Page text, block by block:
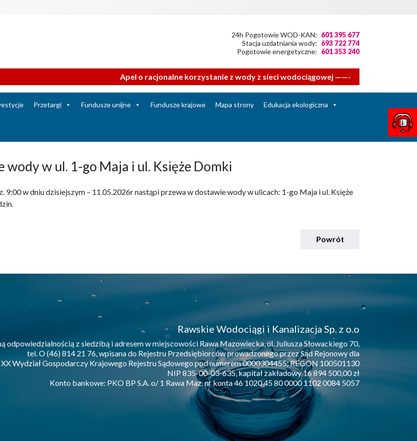
24h Pogotowie WOD-KAN: 601 395 677
Stacja uzdatniania wody: 693 722 774
Pogotowie energetyczne: 601 353 240
Apel o racjonalne korzystanie z wody z sieci wodociągowej ——- Zwracamy się z
Przetargi Fundusze unijne Fundusze krajowe Mapa strony Edukacja ekologiczna
w ul. 1-go Maja i ul. Księże Domki
w dniu dzisiejszym – 11.05.2026r nastąpi przewa w dostawie wody w ulicach: 1-go Maja i ul. Księże
Powrót
Rawskie Wodociągi i Kanalizacja Sp. z o.o
odpowiedzialnością z siedzibą i adresem w miejscowości Rawa Mazowiecka, ul. Juliusza Słowackiego 70,
tel. O (46) 814 21 76, wpisana do Rejestru Przedsiębiorców prowadzonego przez Sąd Rejonowy dla
Wydział Gospodarczy Krajowego Rejestru Sądowego pod numerem 0000304455; REGON 100501130
NIP 835-00-03-635, kapitał zakładowy 16 894 500,00 zł
Konto bankowe: PKO BP S.A. o/ 1 Rawa Maz. nr konta 46 1020 45 80 0000 1102 0084 5057